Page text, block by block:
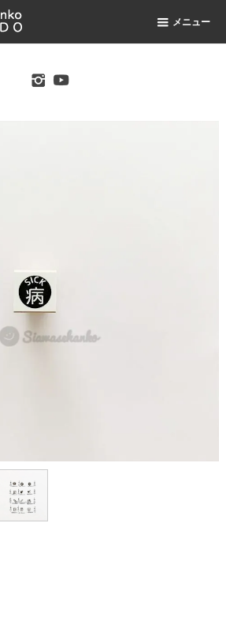
メニュー